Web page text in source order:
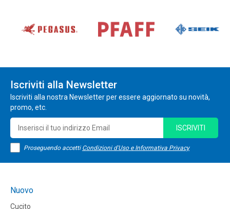
Iscriviti alla Newsletter
Iscriviti alla nostra Newsletter per essere aggiornato su novità,
promo, etc.
Proseguendo accetti Condizioni d'Uso e Informativa Privacy
ISCRIVITI
Nuovo
Cucito